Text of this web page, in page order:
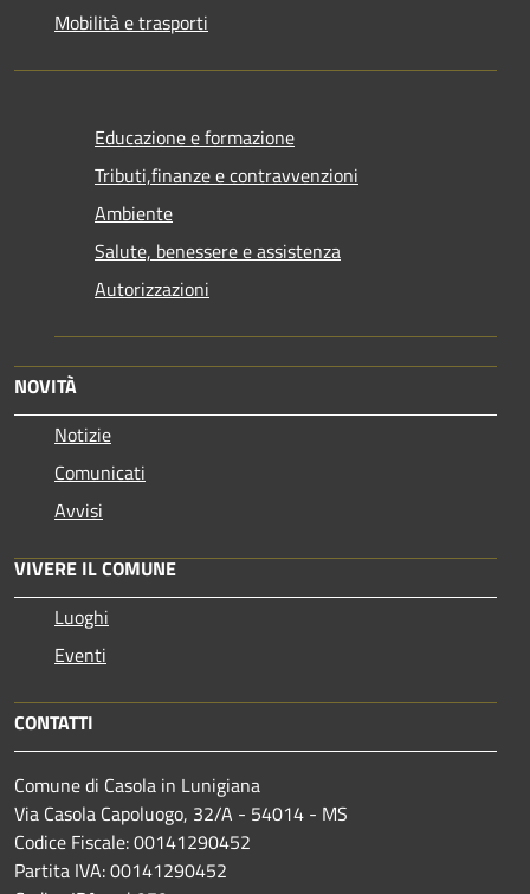
Mobilità e trasporti
Educazione e formazione
Tributi,finanze e contravvenzioni
Ambiente
Salute, benessere e assistenza
Autorizzazioni
NOVITÀ
Notizie
Comunicati
Avvisi
VIVERE IL COMUNE
Luoghi
Eventi
CONTATTI
Comune di Casola in Lunigiana
Via Casola Capoluogo, 32/A - 54014 - MS
Codice Fiscale: 00141290452
Partita IVA: 00141290452